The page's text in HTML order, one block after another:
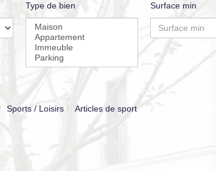
Type de bien Surface min
Sports / Loisirs Articles de sport